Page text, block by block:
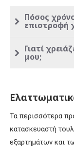
Πόσος
επιστροφή
Γιατί
μου;
Τα περισσότερα
κατασκευαστή
εξαρτημάτων και